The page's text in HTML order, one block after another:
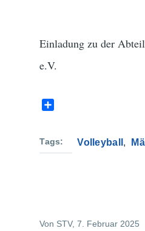
Einladung zu der
e.V.
r
Tags Volleyball
Von STV, 7. Februar 2025